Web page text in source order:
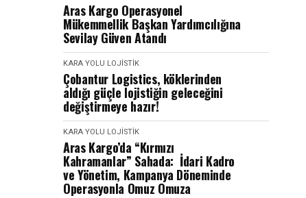
Aras Kargo Operasyonel
Mükemmellik Başkan Yardımcılığına
Sevilay Güven Atandı
KARA YOLU LOJISTIK
Çobantur Logistics, köklerinden
aldığı güçle lojistiğin geleceğini
değiştirmeye hazır!
KARA YOLU LOJISTIK
Aras Kargo’da “Kırmızı
Kahramanlar” Sahada: İdari Kadro
ve Yönetim, Kampanya Döneminde
Operasyonla Omuz Omuza